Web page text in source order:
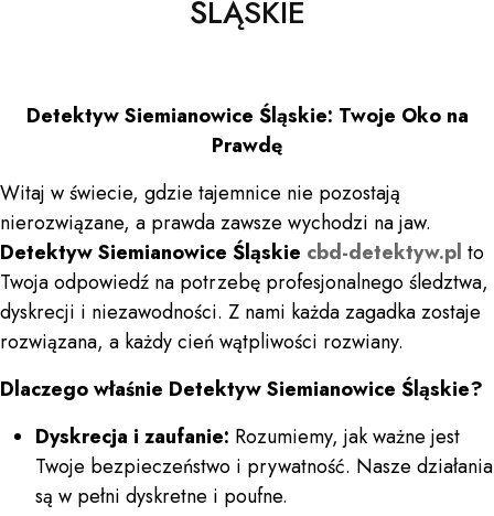
ŚLĄSKIE
Detektyw Siemianowice Śląskie: Twoje Oko na
Prawdę
Witaj w świecie, gdzie tajemnice nie pozostają
nierozwiązane, a prawda zawsze wychodzi na jaw.
Detektyw Siemianowice Śląskie cbd-detektyw.pl to
Twoja odpowiedź na potrzebę profesjonalnego śledztwa,
dyskrecji i niezawodności. Z nami każda zagadka zostaje
rozwiązana, a każdy cień wątpliwości rozwiany.
Dlaczego właśnie Detektyw Siemianowice Śląskie?
Dyskrecja i zaufanie: Rozumiemy, jak ważne jest
Twoje bezpieczeństwo i prywatność. Nasze działania
są w pełni dyskretne i poufne.